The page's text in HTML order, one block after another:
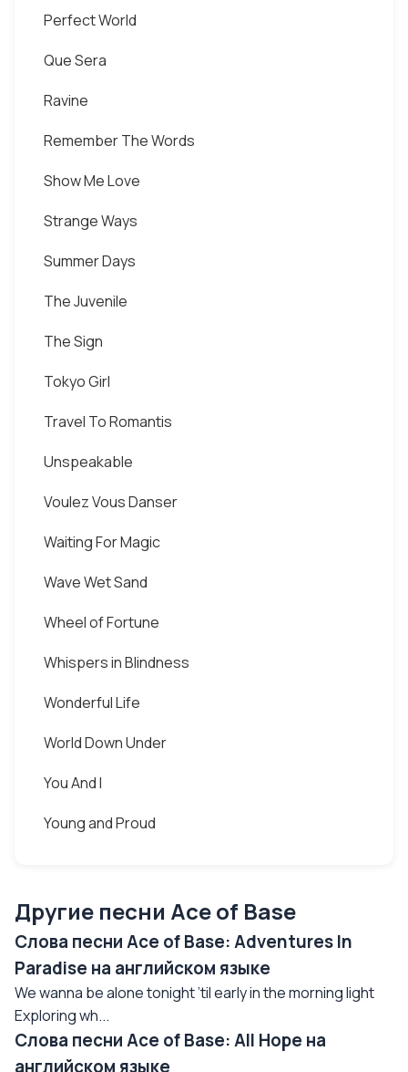
Perfect World
Que Sera
Ravine
Remember The Words
Show Me Love
Strange Ways
Summer Days
The Juvenile
The Sign
Tokyo Girl
Travel To Romantis
Unspeakable
Voulez Vous Danser
Waiting For Magic
Wave Wet Sand
Wheel of Fortune
Whispers in Blindness
Wonderful Life
World Down Under
You And I
Young and Proud
Другие песни Ace of Base
Слова песни Ace of Base: Adventures In
Paradise на английском языке
We wanna be alone tonight ’til early in the morning light
Exploring wh...
Слова песни Ace of Base: All Hope на
английском языке